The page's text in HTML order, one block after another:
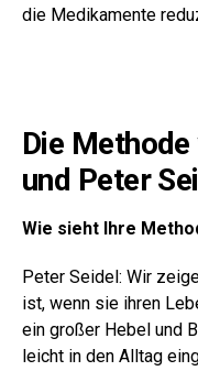
die Medikamente
Die
und Peter
Wie sieht Ihre
Peter Seidel: Wir
ist, wenn sie ihren
ein großer Hebel und
leicht in den Alltag